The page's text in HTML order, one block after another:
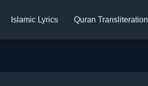
Islamic Lyrics Quran Transliteration